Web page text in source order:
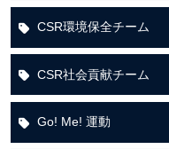
CSR環境保全チーム
CSR社会貢献チーム
Go! Me! 運動